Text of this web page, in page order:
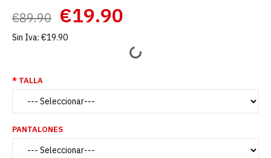
€89.90 €19.90
Sin Iva: €19.90
TALLA
PANTALONES